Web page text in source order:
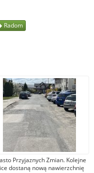
Radom
Przyjaznych Zmian. Kolejne
dostaną nową nawierzchnię